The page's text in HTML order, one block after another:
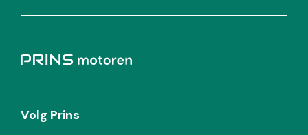
Volg Prins